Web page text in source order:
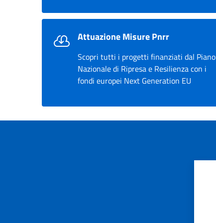
Attuazione Misure Pnrr
Scopri tutti i progetti finanziati dal Piano
Nazionale di Ripresa e Resilienza con i
fondi europei Next Generation EU